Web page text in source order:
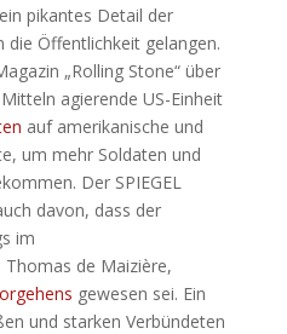
pikantes Detail der
die Öffentlichkeit gelangen.
„Rolling Stone“ über
agierende US-Einheit
auf amerikanische und
um mehr Soldaten und
Der SPIEGEL
davon, dass der
im
de Maizière,
gewesen sei. Ein
und starken Verbündeten